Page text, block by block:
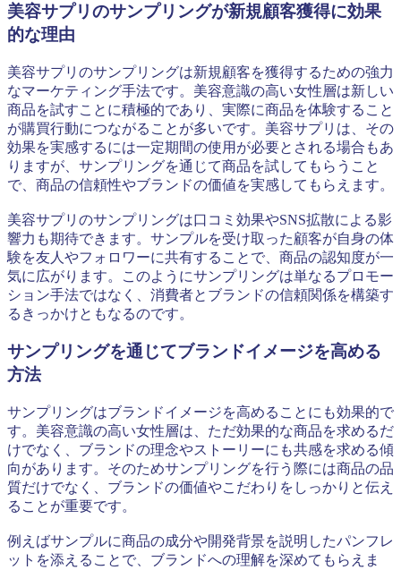
美容サプリのサンプリングが新規顧客獲得に効果
的な理由
美容サプリのサンプリングは新規顧客を獲得するための強力
なマーケティング手法です。美容意識の高い女性層は新しい
商品を試すことに積極的であり、実際に商品を体験すること
が購買行動につながることが多いです。美容サプリは、その
効果を実感するには一定期間の使用が必要とされる場合もあ
りますが、サンプリングを通じて商品を試してもらうこと
で、商品の信頼性やブランドの価値を実感してもらえます。
美容サプリのサンプリングは口コミ効果やSNS拡散による影
響力も期待できます。サンプルを受け取った顧客が自身の体
験を友人やフォロワーに共有することで、商品の認知度が一
気に広がります。このようにサンプリングは単なるプロモー
ション手法ではなく、消費者とブランドの信頼関係を構築す
るきっかけともなるのです。
サンプリングを通じてブランドイメージを高める
方法
サンプリングはブランドイメージを高めることにも効果的で
す。美容意識の高い女性層は、ただ効果的な商品を求めるだ
けでなく、ブランドの理念やストーリーにも共感を求める傾
向があります。そのためサンプリングを行う際には商品の品
質だけでなく、ブランドの価値やこだわりをしっかりと伝え
ることが重要です。
例えばサンプルに商品の成分や開発背景を説明したパンフレ
ットを添えることで、ブランドへの理解を深めてもらえま